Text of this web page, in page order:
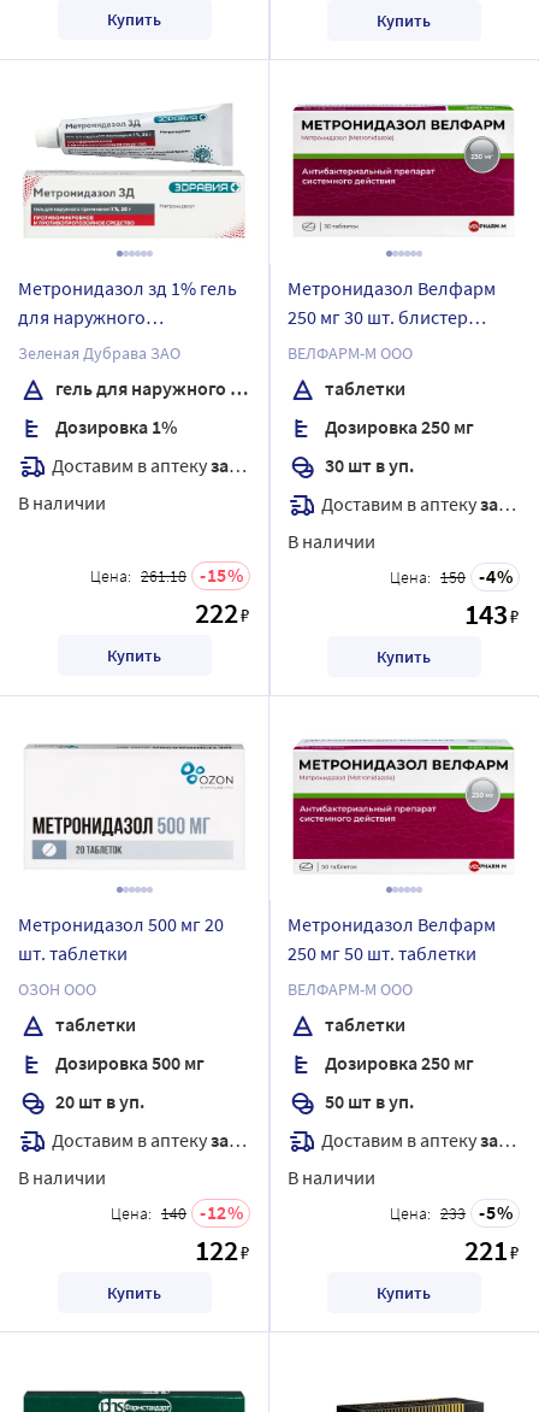
Купить Купить
Метронидазол зд 1% гель
для наружного
применения 30 гр
Зеленая Дубрава ЗАО
гель для наружного применения
Дозировка 1%
Доставим в аптекузавтра
В наличии
Цена: 261.18 15
222₽
Купить
Метронидазол Велфарм
250 мг 30 шт. блистер
таблетки
ВЕЛФАРМ-М ООО
таблетки
Дозировка 250 мг
30 шт в уп.
Доставим в аптекузавтра
В наличии
Цена: 150 4
143₽
Купить
Метронидазол 500 мг 20
шт. таблетки
ОЗОН ООО
таблетки
Дозировка 500 мг
20 шт в уп.
Доставим в аптекузавтра
В наличии
Цена: 140 12
122₽
Купить
Метронидазол Велфарм
250 мг 50 шт. таблетки
ВЕЛФАРМ-М ООО
таблетки
Дозировка 250 мг
50 шт в уп.
Доставим в аптекузавтра
В наличии
Цена: 233 5
221₽
Купить